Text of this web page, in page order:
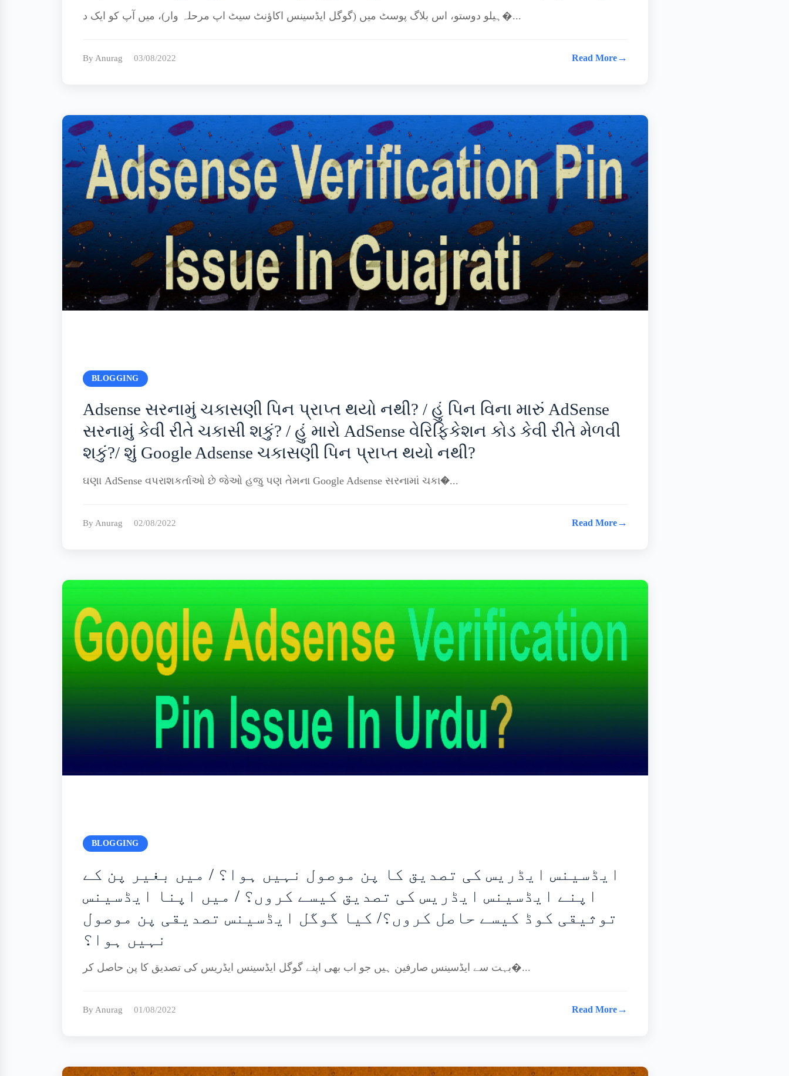
ہیلو دوستو، اس بلاگ پوسٹ میں (گوگل ایڈسینس اکاؤنٹ سیٹ اپ مرحلہ وار)، میں آپ کو ایک د�...
By Anurag 03/08/2022 Read More→
BLOGGING
Adsense સરનામું ચકાસણી પિન પ્રાપ્ત થયો નથી? / હું પિન વિના મારું AdSense
સરનામું કેવી રીતે ચકાસી શકું? / હું મારો AdSense વેરિફિકેશન કોડ કેવી રીતે મેળવી
શકું?/ શું Google Adsense ચકાસણી પિન પ્રાપ્ત થયો નથી?
ઘણા AdSense વપરાશકર્તાઓ છે જેઓ હજુ પણ તેમના Google Adsense સરનામાં ચકા�...
By Anurag 02/08/2022 Read More→
BLOGGING
ایڈسینس ایڈریس کی تصدیق کا پن موصول نہیں ہوا؟ / میں بغیر پن کے
اپنے ایڈسینس ایڈریس کی تصدیق کیسے کروں؟ / میں اپنا ایڈسینس
توثیقی کوڈ کیسے حاصل کروں؟/ کیا گوگل ایڈسینس تصدیقی پن موصول
نہیں ہوا؟
بہت سے ایڈسینس صارفین ہیں جو اب بھی اپنے گوگل ایڈسینس ایڈریس کی تصدیق کا پن حاصل کر�...
By Anurag 01/08/2022 Read More→